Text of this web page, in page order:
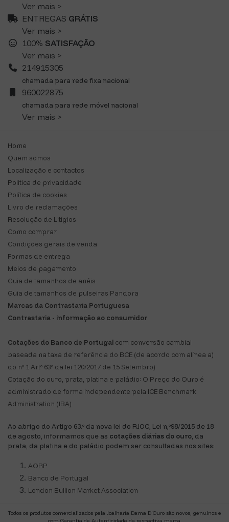
Ver mais >
ENTREGAS GRÁTIS
Ver mais >
100% SATISFAÇÃO
Ver mais >
214915305
chamada para rede fixa nacional
960022875
chamada para rede móvel nacional
Ver mais >
Home
Quem somos
Localização e contactos
Política de privacidade
Política de cookies
Livro de reclamações
Resolução de Litígios
Como comprar
Condições gerais de venda
Formas de entrega
Meios de pagamento
Guia de tamanhos de anéis
Guia de tamanhos de pulseiras Pandora
Marcas da Contrastaria Portuguesa
Contrastaria - informação ao consumidor
Cotações do Banco de Portugal com conversão cambial
baseada na taxa de referência do BCE (de acordo com alínea a)
do nº 1 Artº 63º da lei 120/2017 de 15 Setembro)
Cotação do ouro, prata, platina e paládio: O Preço do Ouro é
administrado de forma independente pela ICE Benchmark
Administration (IBA)
Ao abrigo do Artigo 63.º da nova lei do RJOC, Lei n,º98/2015 de 18
de agosto, informamos que as cotações diárias do ouro , da
prata, da platina e do paládio podem ser consultadas nos sites:
AORP
Banco de Portugal
London Bullion Market Association
Todos os produtos comercializados pela Joalharia Dama D'Ouro são novos, genuínos e
com Garantia de Autenticidade da respectiva marca.